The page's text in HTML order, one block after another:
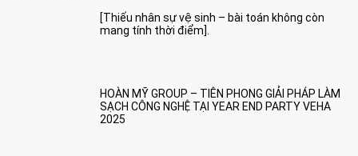
[Thiếu nhân sự vệ sinh – bài toán không còn
mang tính thời điểm].
HOÀN MỸ GROUP – TIÊN PHONG GIẢI PHÁP LÀM
SẠCH CÔNG NGHỆ TẠI YEAR END PARTY VEHA
2025